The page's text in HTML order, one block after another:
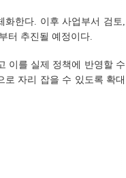
화한다. 이후 사업부서 검토,
터 추진될 예정이다.
이를 실제 정책에 반영할 수
로 자리 잡을 수 있도록 확대